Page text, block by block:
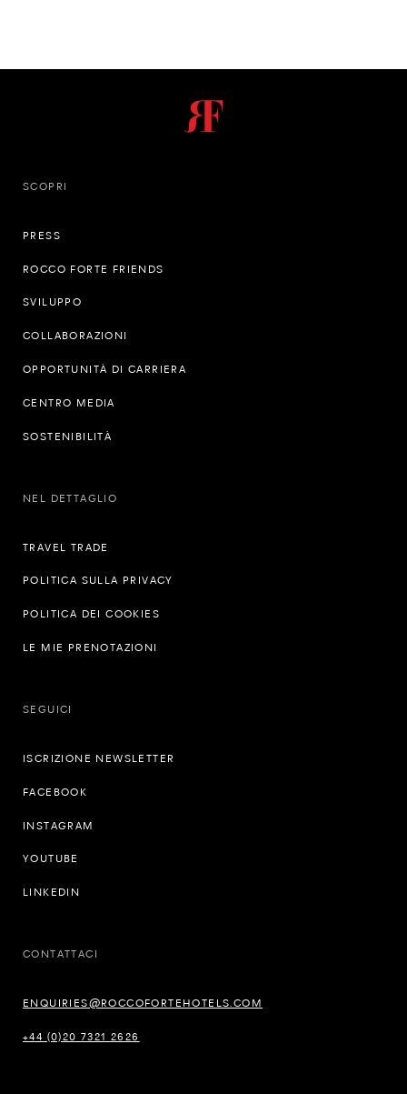
SCOPRI
PRESS
ROCCO FORTE FRIENDS
SVILUPPO
COLLABORAZIONI
OPPORTUNITÀ DI CARRIERA
CENTRO MEDIA
SOSTENIBILITÀ
NEL DETTAGLIO
TRAVEL TRADE
POLITICA SULLA PRIVACY
POLITICA DEI COOKIES
LE MIE PRENOTAZIONI
SEGUICI
ISCRIZIONE NEWSLETTER
FACEBOOK
INSTAGRAM
YOUTUBE
LINKEDIN
CONTATTACI
ENQUIRIES@ROCCOFORTEHOTELS.COM
+44 (0)20 7321 2626